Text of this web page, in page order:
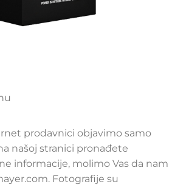
prodavnici objavimo samo
našoj stranici pronađete
informacije, molimo Vas da nam
Fotografije su